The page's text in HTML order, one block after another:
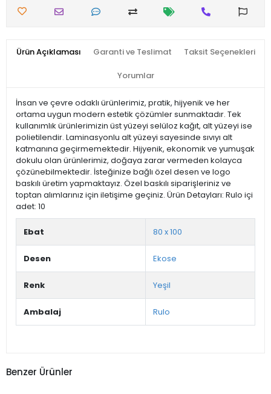
Ürün Açıklaması Garanti ve Teslimat Taksit Seçenekleri
Yorumlar
İnsan ve çevre odaklı ürünlerimiz, pratik, hijyenik ve her
ortama uygun modern estetik çözümler sunmaktadır. Tek
kullanımlık ürünlerimizin üst yüzeyi selüloz kağıt, alt yüzeyi ise
polietilendir. Laminasyonlu alt yüzeyi sayesinde sıvıyı alt
katmanına geçirmemektedir. Hijyenik, ekonomik ve yumuşak
dokulu olan ürünlerimiz, doğaya zarar vermeden kolayca
çözünebilmektedir. İsteğinize bağlı özel desen ve logo
baskılı üretim yapmaktayız. Özel baskılı siparişleriniz ve
toptan alımlarınız için iletişime geçiniz. Ürün Detayları: Rulo içi
adet: 10
Ebat 80 x 100
Desen Ekose
Renk Yeşil
Ambalaj Rulo
Benzer Ürünler